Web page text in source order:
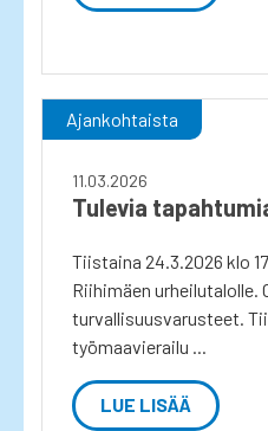
Ajankohtaista
11.03.2026
Tulevia
Tiistaina 24.3.2026 klo
Riihimäen urheilutalolle.
turvallisuusvarusteet.
työmaavierailu ...
LUE LISÄÄ